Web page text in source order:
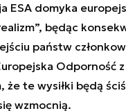
ESA domyka
będąc
państw
Odporność
że te wysiłki będą
wzmocnią.